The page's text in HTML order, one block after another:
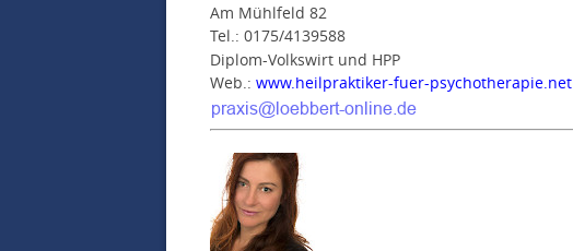
Am Mühlfeld 82
Tel.: 0175/4139588
Diplom-Volkswirt und HPP
Web.: www.heilpraktiker-fuer-psychotherapie.net